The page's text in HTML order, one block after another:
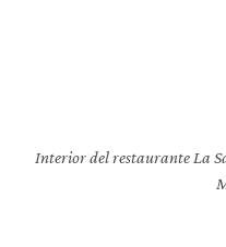
Interior del restaurante La